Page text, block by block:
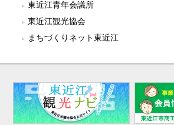
東近江青年会議所
東近江観光協会
まちづくりネット東近江